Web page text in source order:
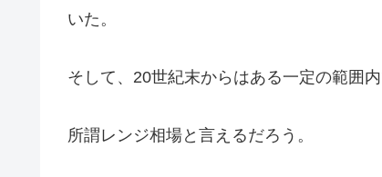
いた。
そして、20世紀末からはある一定の範囲
所謂レンジ相場と言えるだろう。